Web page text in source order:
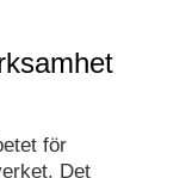
för
Det